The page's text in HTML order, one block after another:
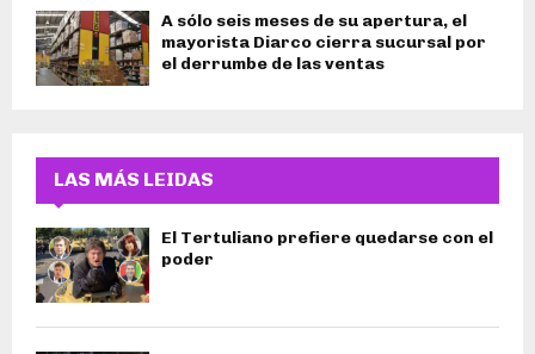
A sólo seis meses de su apertura, el
mayorista Diarco cierra sucursal por
el derrumbe de las ventas
LAS MÁS LEIDAS
El Tertuliano prefiere quedarse con el
poder